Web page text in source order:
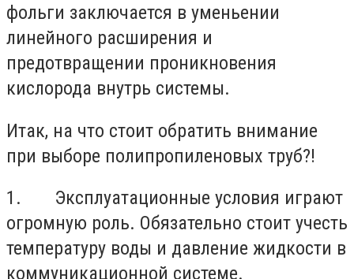
фольги заключается в уменьении
линейного расширения и
предотвращении проникновения
кислорода внутрь системы.
Итак, на что стоит обратить внимание
при выборе полипропиленовых труб?!
1. Эксплуатационные условия играют
огромную роль. Обязательно стоит учесть
температуру воды и давление жидкости в
коммуникационной системе.